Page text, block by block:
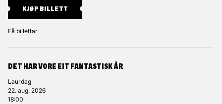
KJØP BILLETT
Få billettar
DET HAR VORE EIT FANTASTISK ÅR
Laurdag
22. aug. 2026
18:00